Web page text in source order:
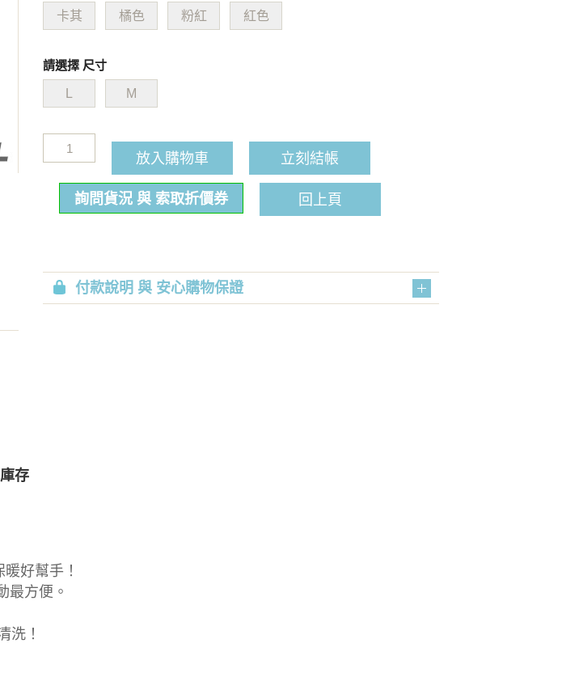
卡其 橘色 粉紅 紅色
請選擇 尺寸
M
放入購物車 立刻結帳
詢問貨況 與 索取折價券 回上頁
付款說明 與 安心購物保證
存
好幫手！
最方便。
洗！